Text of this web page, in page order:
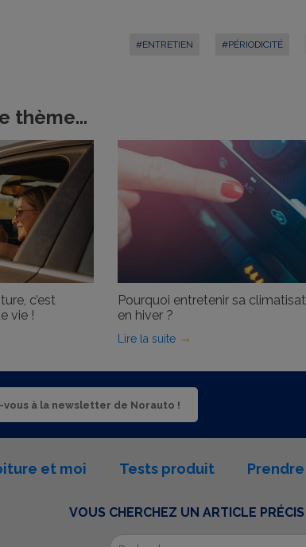
#ENTRETIEN #PÉRIODICITÉ
thème...
c’est
vie !
Pourquoi entretenir sa
en hiver ?
Lire la suite
vous à la newsletter de Norauto !
et moi Tests produit
VOUS CHERCHEZ UN ARTICLE